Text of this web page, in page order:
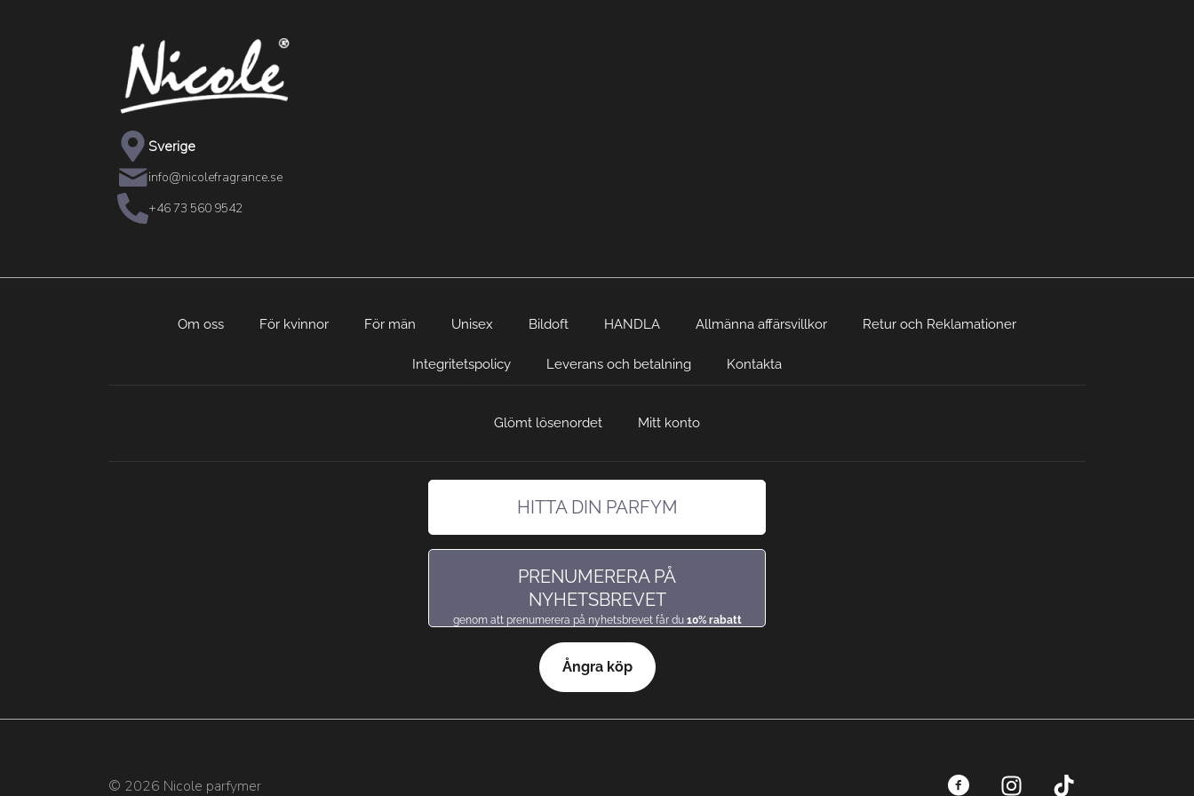
Sverige
info@nicolefragrance.se
+46 73 560 9542
Om oss För kvinnor För män Unisex Bildoft HANDLA Allmänna affärsvillkor Retur och Reklamationer
Integritetspolicy Leverans och betalning Kontakta
Glömt lösenordet Mitt konto
HITTA DIN PARFYM
PRENUMERERA PÅ
NYHETSBREVET
genom att prenumerera på nyhetsbrevet får du 10% rabatt
Ångra köp
© 2026 Nicole parfymer